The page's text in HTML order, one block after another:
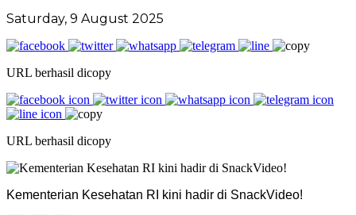
Saturday, 9 August 2025
URL berhasil dicopy
URL berhasil dicopy
Kementerian Kesehatan RI kini hadir di SnackVideo!